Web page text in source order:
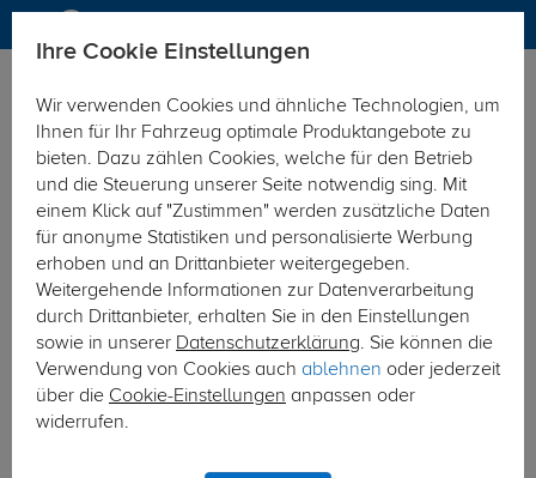
Hier geht's zur Fahrzeugübersicht: Ford Transit Kasten/Bus
Ihre Cookie Einstellungen
Wir verwenden Cookies und ähnliche Technologien, um
Ihnen für Ihr Fahrzeug optimale Produktangebote zu
bieten. Dazu zählen Cookies, welche für den Betrieb
und die Steuerung unserer Seite notwendig sing. Mit
einem Klick auf "Zustimmen" werden zusätzliche Daten
für anonyme Statistiken und personalisierte Werbung
erhoben und an Drittanbieter weitergegeben.
Weitergehende Informationen zur Datenverarbeitung
durch Drittanbieter, erhalten Sie in den Einstellungen
sowie in unserer Datenschutzerklärung. Sie können die
Verwendung von Cookies auch ablehnen oder jederzeit
über die Cookie-Einstellungen anpassen oder
widerrufen.